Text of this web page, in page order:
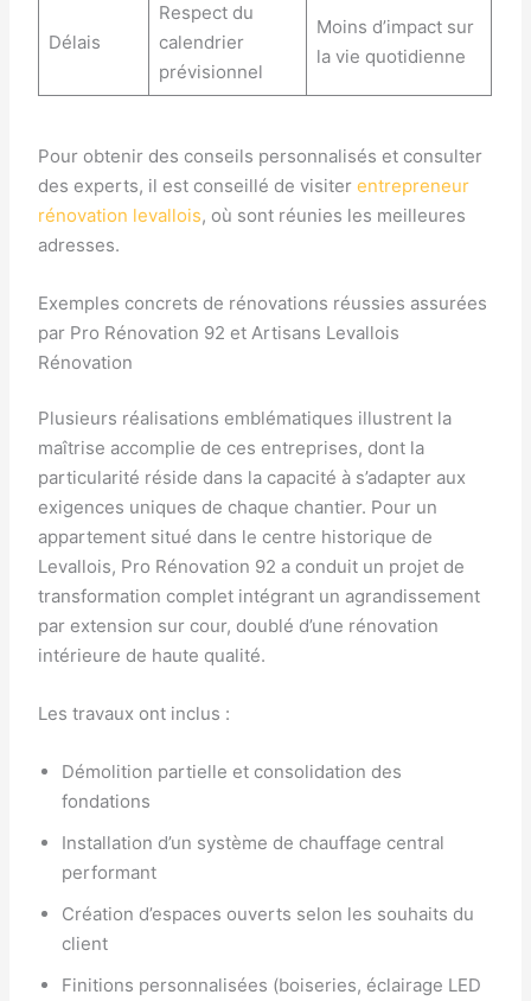
Délais
Respect du
calendrier
prévisionnel
Moins d’impact sur
la vie quotidienne
Pour obtenir des conseils personnalisés et consulter
des experts, il est conseillé de visiterentrepreneur
rénovation levallois, où sont réunies les meilleures
adresses.
Exemples concrets de rénovations réussies assurées
par Pro Rénovation 92 et Artisans Levallois
Rénovation
Plusieurs réalisations emblématiques illustrent la
maîtrise accomplie de ces entreprises, dont la
particularité réside dans la capacité à s’adapter aux
exigences uniques de chaque chantier. Pour un
appartement situé dans le centre historique de
Levallois, Pro Rénovation 92 a conduit un projet de
transformation complet intégrant un agrandissement
par extension sur cour, doublé d’une rénovation
intérieure de haute qualité.
Les travaux ont inclus :
Démolition partielle et consolidation des
fondations
Installation d’un système de chauffage central
performant
Création d’espaces ouverts selon les souhaits du
client
Finitions personnalisées (boiseries, éclairage LED